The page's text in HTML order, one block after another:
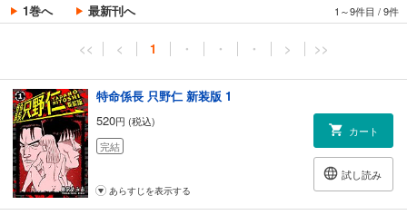
1巻へ 最新刊へ 1～9件目 /9件
<< < 1 ・ ・ ・ > >>
特命係長 只野仁 新装版 1
520円 (税込)
完結
カート
試し読み
あらすじを表示する